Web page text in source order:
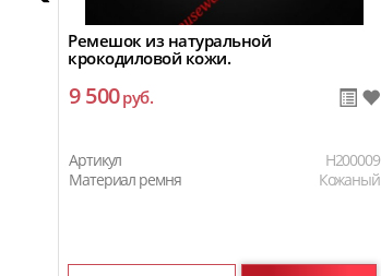
Ремешок из натуральной
крокодиловой кожи.
9 500руб.
Артикул
H200009
Материал ремня
Кожаный